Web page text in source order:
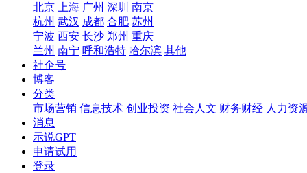
北京
上海 广州 深圳 南京
杭州 武汉 成都 合肥 苏州
宁波 西安 长沙 郑州 重庆
兰州 南宁 呼和浩特 哈尔滨 其他
社企号
博客
分类
市场营销 信息技术 创业投资 社会人文 财务财经 人力资
消息
示说GPT
申请试用
登录